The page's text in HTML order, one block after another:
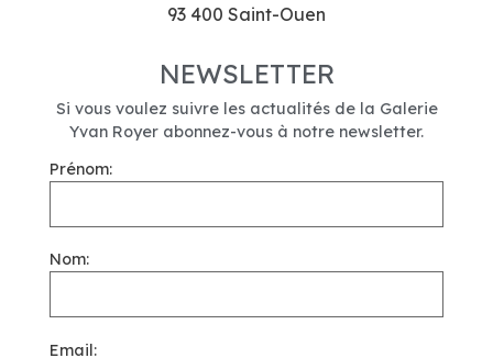
93 400 Saint-Ouen
NEWSLETTER
Si vous voulez suivre les actualités de la Galerie
Yvan Royer abonnez-vous à notre newsletter.
Prénom:
Nom:
Email: